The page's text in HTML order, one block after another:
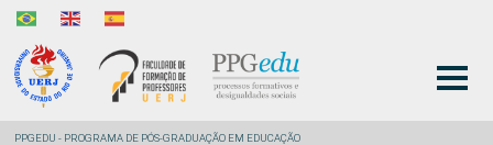
PPGEDU - PROGRAMA DE PÓS-GRADUAÇÃO EM EDUCAÇÃO